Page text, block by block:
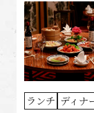
ランチ ディナ